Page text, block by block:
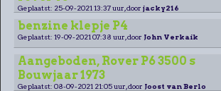
Geplaatst: 25-09-2021 13:37 uur, door jacky216
benzine klepje P4
Geplaatst: 19-09-2021 07:38 uur, door John Verkaik
Aangeboden, Rover P6 3500 s
Bouwjaar 1973
Geplaatst: 08-09-2021 21:05 uur, door Joost van Berlo